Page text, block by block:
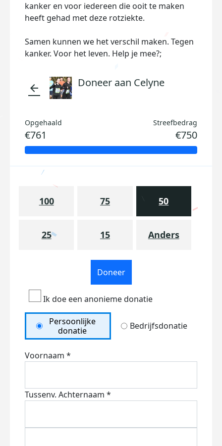
kanker en voor iedereen die ooit te maken
heeft gehad met deze rotziekte.
Samen kunnen we het verschil maken. Tegen
kanker. Voor het leven. Help je mee?;
arrow_back Doneer aan Celyne
Opgehaald
€761
Streefbedrag
€750
100 75 50
25 15 Anders
Doneer
Ik doe een anonieme donatie
Persoonlijke
donatie
Bedrijfsdonatie
Voornaam *
Tussenv. Achternaam *